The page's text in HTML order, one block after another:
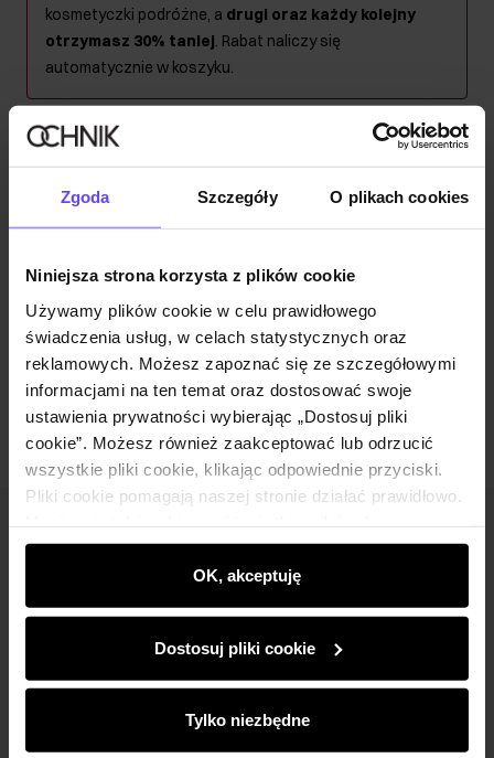
Zgoda Szczegóły O plikach cookies
Niniejsza strona korzysta z plików cookie
Używamy plików cookie w celu prawidłowego
świadczenia usług, w celach statystycznych oraz
reklamowych. Możesz zapoznać się ze szczegółowymi
informacjami na ten temat oraz dostosować swoje
ustawienia prywatności wybierając „Dostosuj pliki
cookie”. Możesz również zaakceptować lub odrzucić
wszystkie pliki cookie, klikając odpowiednie przyciski.
Pliki cookie pomagają naszej stronie działać prawidłowo.
wyświetlać im dopasowane do ich preferencji treści,
rekomendacje oraz komunikaty reklamowe informujące o
najnowszych promocjach w e-sklepie. Informacje o tym,
partnerom społecznościowym, reklamowym i
analitycznym. Partnerzy mogą połączyć te informacje z
podczas korzystania z ich usług.
OK, akceptuję
Dostosuj pliki cookie
Tylko niezbędne
kosmetyczki podróżne, a drugi oraz każdy kolejny
otrzymasz 30% taniej. Rabat naliczy się
automatycznie w koszyku.
Opis produktu
Szczegóły
Skład i wymiary
Opinie
Newsletter
Bądź na bieżąco z nowościami i promocjami!
Zapisz się